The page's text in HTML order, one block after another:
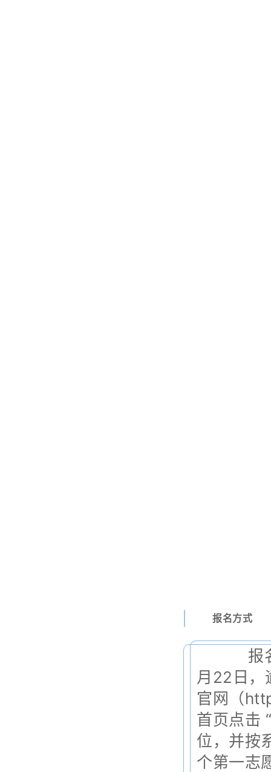
报名方式
报名
月22日，
官网（
首页点击
位，并按
个第一志